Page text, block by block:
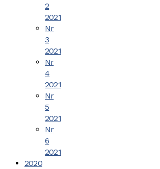
2
2021
Nr
3
2021
Nr
4
2021
Nr
5
2021
Nr
6
2021
2020